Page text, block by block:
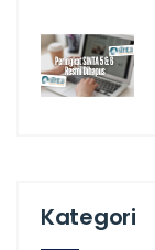
Kategori